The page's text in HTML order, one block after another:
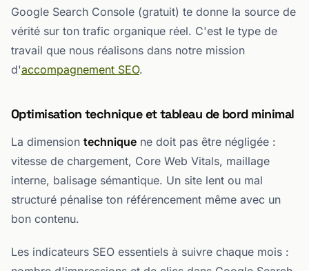
Google Search Console (gratuit) te donne la source de
vérité sur ton trafic organique réel. C'est le type de
travail que nous réalisons dans notre mission
d'accompagnement SEO.
Optimisation technique et tableau de bord minimal
La dimension technique ne doit pas être négligée :
vitesse de chargement, Core Web Vitals, maillage
interne, balisage sémantique. Un site lent ou mal
structuré pénalise ton référencement même avec un
bon contenu.
Les indicateurs SEO essentiels à suivre chaque mois :